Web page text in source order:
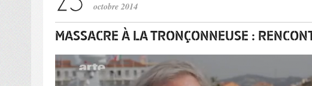
octobre 2014
MASSACRE À LA TRONÇONNEUSE :